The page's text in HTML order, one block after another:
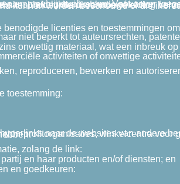
licenties en toestemmingen
onwettig materiaal, wat een inbreuk
activiteiten of onwettige
toestemming:
onze website mogen hebben.
zolang de link:
en haar producten en/of diensten; en
en goedkeuren: